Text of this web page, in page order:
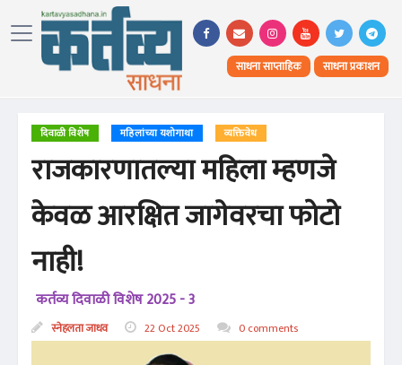
साधना साप्ताहिक साधना प्रकाशन
दिवाळी विशेष महिलांच्या यशोगाथा व्यक्तिवेध
राजकारणातल्या महिला म्हणजे
केवळ आरक्षित जागेवरचा फोटो
नाही!
कर्तव्य दिवाळी विशेष 2025 - 3
स्नेहलता जाधव 22 Oct 2025 0 comments